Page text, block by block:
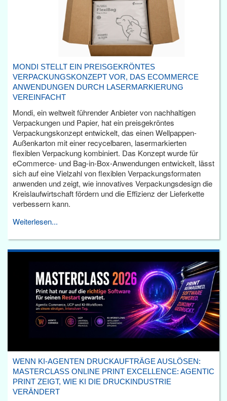
MONDI STELLT EIN PREISGEKRÖNTES
VERPACKUNGSKONZEPT VOR, DAS ECOMMERCE
ANWENDUNGEN DURCH LASERMARKIERUNG
VEREINFACHT
Mondi, ein weltweit führender Anbieter von nachhaltigen
Verpackungen und Papier, hat ein preisgekröntes
Verpackungskonzept entwickelt, das einen Wellpappen-
Außenkarton mit einer recycelbaren, lasermarkierten
flexiblen Verpackung kombiniert. Das Konzept wurde für
eCommerce- und Bag-in-Box-Anwendungen entwickelt, lässt
sich auf eine Vielzahl von flexiblen Verpackungsformaten
anwenden und zeigt, wie innovatives Verpackungsdesign die
Kreislaufwirtschaft fördern und die Effizienz der Lieferkette
verbessern kann.
Weiterlesen...
WENN KI-AGENTEN DRUCKAUFTRÄGE AUSLÖSEN:
MASTERCLASS ONLINE PRINT EXCELLENCE: AGENTIC
PRINT ZEIGT, WIE KI DIE DRUCKINDUSTRIE
VERÄNDERT